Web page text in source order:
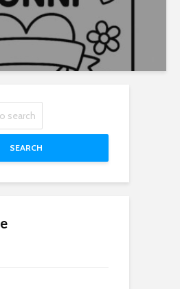
SEARCH